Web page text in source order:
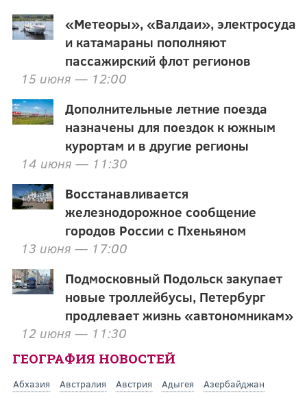
«Метеоры», «Валдаи», электросуда
и катамараны пополняют
пассажирский флот регионов
15 июня — 12:00
Дополнительные летние поезда
назначены для поездок к южным
курортам и в другие регионы
14 июня — 11:30
Восстанавливается
железнодорожное сообщение
городов России с Пхеньяном
13 июня — 17:00
Подмосковный Подольск закупает
новые троллейбусы, Петербург
продлевает жизнь «автономникам»
12 июня — 11:30
ГЕОГРАФИЯ НОВОСТЕЙ
Абхазия Австралия Австрия Адыгея
Азербайджан